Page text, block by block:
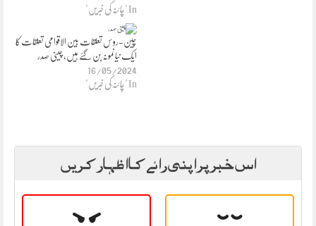
In "چائنہ کی خبریں"
چین-روس تعلقات بین الاقوامی تعلقات کا
ایک نیا نمونہ بن گئے ہیں، چینی صدر
16/05/2024
In "چائنہ کی خبریں"
اس خبر پر اپنی رائے کا اظہار کریں